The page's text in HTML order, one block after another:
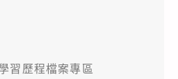
習歷程檔案專區